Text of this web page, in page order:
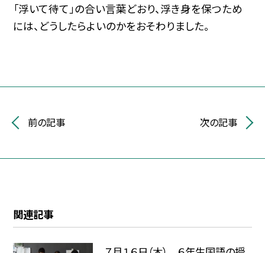
「浮いて待て」の合い言葉どおり、浮き身を保つため
には、どうしたらよいのかをおそわりました。
前の記事 次の記事
関連記事